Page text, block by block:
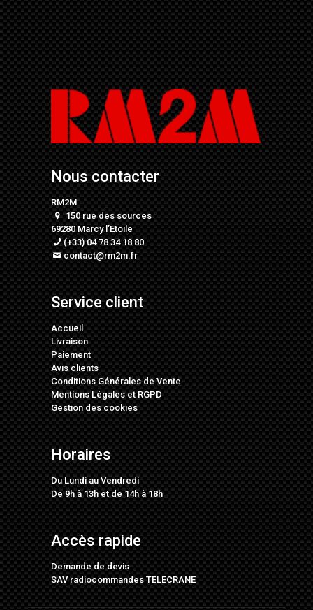
Nous contacter
RM2M
150 rue des sources
69280 Marcy l’Etoile
(+33) 04 78 34 18 80
contact@rm2m.fr
Service client
Accueil
Livraison
Paiement
Avis clients
Conditions Générales de Vente
Mentions LégalesetRGPD
Gestion des cookies
Horaires
Du Lundi au Vendredi
De 9h à 13h et de 14h à 18h
Accès rapide
Demande de devis
SAV radiocommandes TELECRANE